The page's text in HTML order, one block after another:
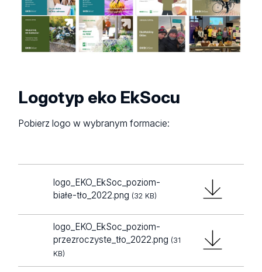
Logotyp eko EkSocu
Pobierz logo w wybranym formacie:
logo_EKO_EkSoc_poziom-
białe-tło_2022.png (32 KB)
logo_EKO_EkSoc_poziom-
przezroczyste_tło_2022.png (31
KB)